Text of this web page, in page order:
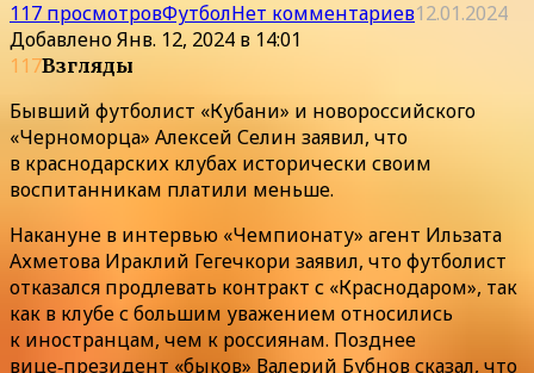
117 просмотровФутболНет комментариев12.01.2024
ДобавленоЯнв. 12, 2024 в 14:01
117Взгляды
Бывший футболист «Кубани» и новороссийского
«Черноморца» Алексей Селин заявил, что
в краснодарских клубах исторически своим
воспитанникам платили меньше.
Накануне в интервью «Чемпионату» агент Ильзата
Ахметова Ираклий Гегечкори заявил, что футболист
отказался продлевать контракт с «Краснодаром», так
как в клубе с большим уважением относились
к иностранцам, чем к россиянам. Позднее
вице‑президент «быков» Валерий Бубнов сказал, что